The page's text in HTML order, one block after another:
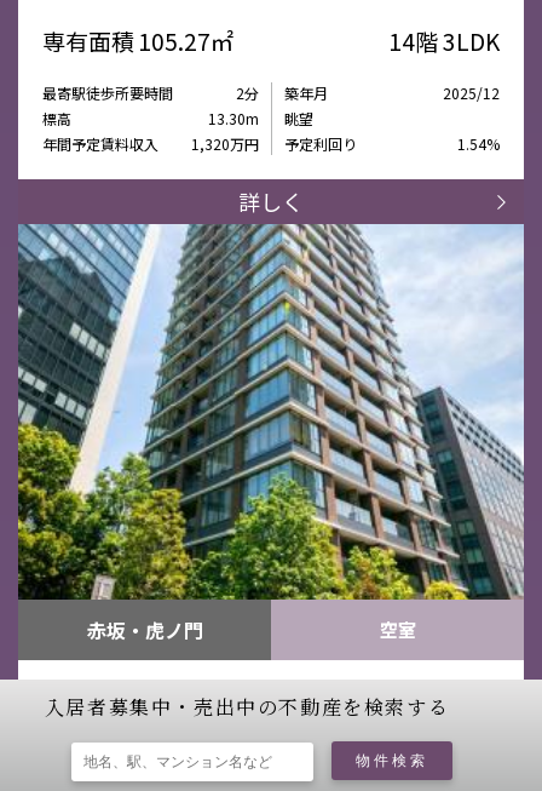
専有面積105.27㎡ 14階3LDK
最寄駅徒歩所要時間
2分
標高
13.30m
年間予定賃料収入
1,320万円
築年月
2025/12
眺望
予定利回り
1.54%
詳しく
赤坂・虎ノ門 空室
パークコート虎ノ門
東京都港区虎ノ門４丁目1-20
入居者募集中・売出中の不動産を検索する
物件検索